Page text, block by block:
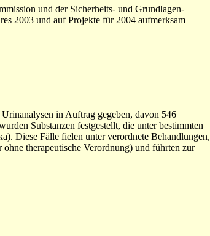
und der Sicherheits- und Grundlagen-
2003 und auf Projekte für 2004 aufmerksam
in Auftrag gegeben, davon 546
Substanzen festgestellt, die unter bestimmten
Diese Fälle fielen unter verordnete Behandlungen,
therapeutische Verordnung) und führten zur